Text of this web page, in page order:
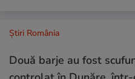
Știri România
Două barje au fost